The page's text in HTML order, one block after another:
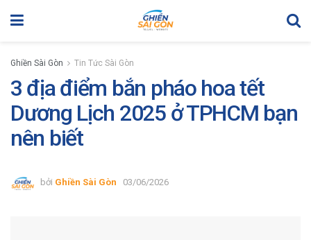
Ghiền Sài Gòn Tin Tức Sài Gòn
3 địa điểm bắn pháo hoa tết
Dương Lịch 2025 ở TPHCM bạn
nên biết
bởi Ghiền Sài Gòn 03/06/2026